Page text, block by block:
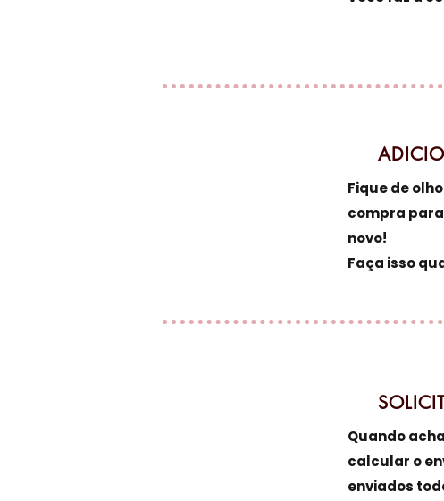
Fique de
compra
novo!
Faça isso
Quando
calcular o
enviados